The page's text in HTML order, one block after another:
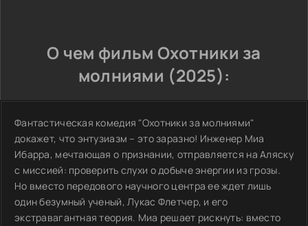
О чем фильм Охотники за
молниями (2025):
Фантастическая комедия "Охотники за молниями"
докажет, что энтузиазм – это заразно! Инженер Миа
Ибарра, мечтающая о признании, отправляется на Аляску
с миссией: проверить слухи о добыче энергии из грозы.
Но вместо передового научного центра ее ждет лишь
один безумный ученый, Лукас Флетчер, и его
экстравагантная теория. Миа решает рискнуть: вместо